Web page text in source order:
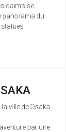
daims se
panorama du
statues
ville de Osaka.
par une